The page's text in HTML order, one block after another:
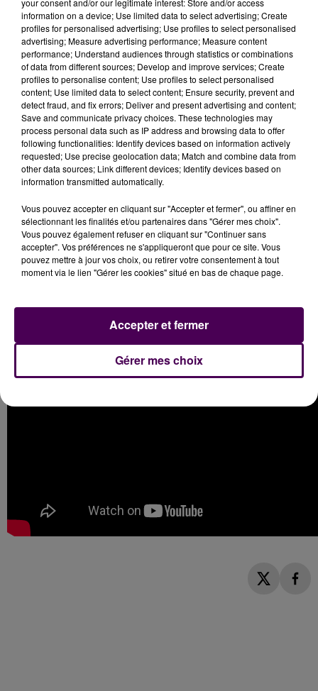
Les puristes apprécierontla présence d'un
manomètrepermettant de contrôler la pression.
Certes, il ne s'agit pas de pompes électriques, mais
qu'on se rassure : il est parfaitement possible de
gonfler à bloc, sans se fatiguer. Ces ingénieuses
petites machines sont la concrétisation de ce que
plusieurs citoyens avaient suggéré dans le cadre du
budget participatif"de la ville.
DES POMPES FAITES EN FRANCE
Cerise sur le vélo, la municipalité a opté pour du
"Toutes nos activités commerciales, de bureau
d’études, de production et d’assemblage sont
basées dans la Loire, à Bonson, ce qui fait
d’Altinnovala seule société à concevoir et fabriquer
toutes ses stations de services pour cyclistes dans
your consent and/or our legitimate interest: Store and/or access
information on a device; Use limited data to select advertising; Create
profiles for personalised advertising; Use profiles to select personalised
advertising; Measure advertising performance; Measure content
performance; Understand audiences through statistics or combinations
of data from different sources; Develop and improve services; Create
profiles to personalise content; Use profiles to select personalised
content; Use limited data to select content; Ensure security, prevent and
detect fraud, and fix errors; Deliver and present advertising and content;
Save and communicate privacy choices. These technologies may
process personal data such as IP address and browsing data to offer
following functionalities: Identify devices based on information actively
requested; Use precise geolocation data; Match and combine data from
other data sources; Link different devices; Identify devices based on
information transmitted automatically.
Vous pouvez accepter en cliquant sur "Accepter et fermer", ou affiner en
sélectionnant les finalités et/ou partenaires dans "Gérer mes choix".
Vous pouvez également refuser en cliquant sur "Continuer sans
accepter". Vos préférences ne s'appliqueront que pour ce site. Vous
pouvez mettre à jour vos choix, ou retirer votre consentement à tout
moment via le lien "Gérer les cookies" situé en bas de chaque page.
Gérer mes choix
Accepter et fermer